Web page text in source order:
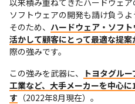
ソフトウェアの開発も請け負うよ
そのため、 ハードウェア・ソフ
活かして顧客にとって最適な提案
際の強みです。
この強みを武器に、
トヨタグル
工業など、大手メーカーを中心
す （2022年8月現在）。